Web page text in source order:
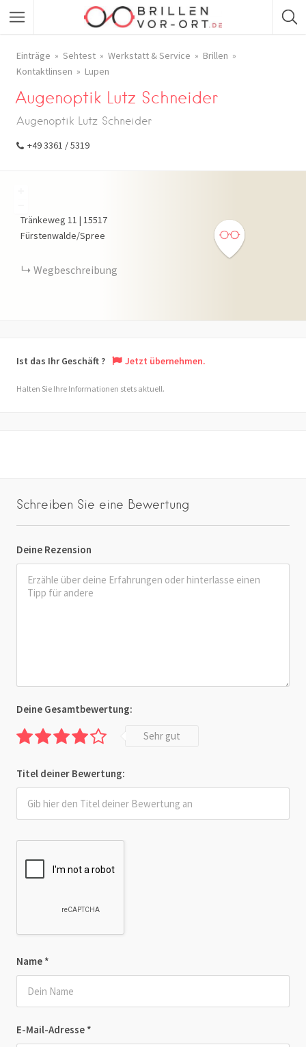
Einträge Sehtest Werkstatt & Service
Brillen
Kontaktlinsen
Lupen
Augenoptik Lutz Schneider
Augenoptik Lutz Schneider
+49 3361 / 5319
Tränkeweg 11 | 15517
Fürstenwalde/Spree
Wegbeschreibung
Ist das Ihr Geschäft ? Jetzt übernehmen.
Halten Sie Ihre Informationen stets aktuell.
Schreiben Sie eine Bewertung
Deine Rezension
Name *
E-Mail-Adresse *
Deine Gesamtbewertung:
Sehr gut
Titel deiner Bewertung: